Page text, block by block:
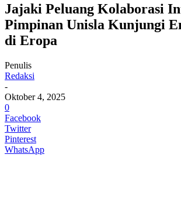
Jajaki Peluang Kolaborasi
Pimpinan Unisla Kunjungi
di Eropa
Penulis
Redaksi
-
Oktober 4, 2025
0
Facebook
Twitter
Pinterest
WhatsApp